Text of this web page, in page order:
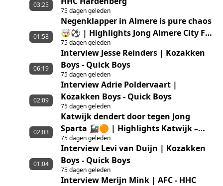
75 dagen geleden
03:25
Negenklapper in Almere is pure chaos
🤯⚽ | Highlights Jong Almere City FC
– GVVV
75 dagen geleden
01:58
Interview Jesse Reinders | Kozakken
Boys - Quick Boys
75 dagen geleden
06:19
Interview Adrie Poldervaart |
Kozakken Boys - Quick Boys
75 dagen geleden
02:09
Katwijk dendert door tegen Jong
Sparta 🚂🟠 | Highlights Katwijk –
Jong Sparta Rotterdam
75 dagen geleden
02:03
Interview Levi van Duijn | Kozakken
Boys - Quick Boys
75 dagen geleden
01:04
Interview Merijn Mink | AFC - HHC